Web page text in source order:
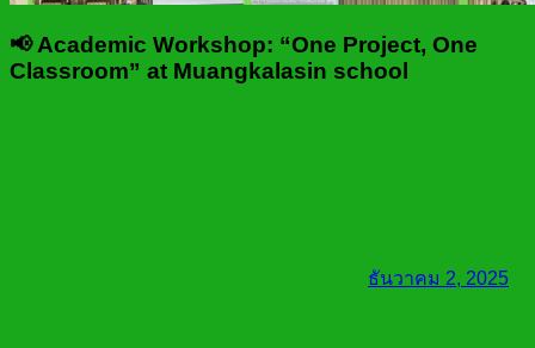
📢 Academic Workshop: “One Project, One
Classroom” at Muangkalasin school
ธันวาคม 2, 2025